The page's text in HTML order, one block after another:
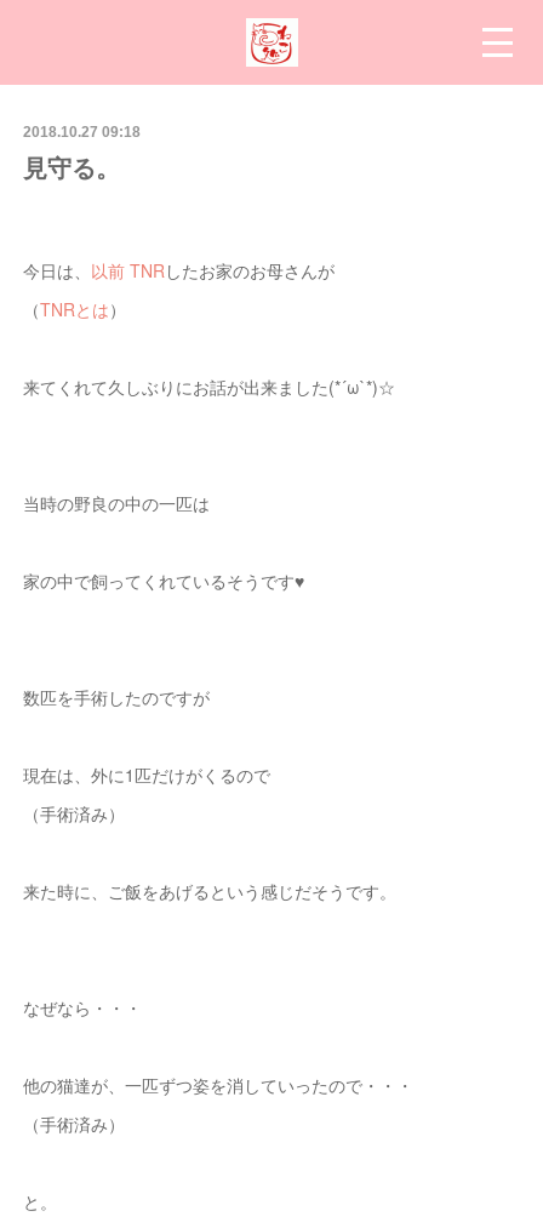
2018.10.27 09:18
見守る。
今日は、 以前 TNRしたお家のお母さんが
（TNRとは）
来てくれて久しぶりにお話が出来ました(*´ω`*)☆
当時の野良の中の一匹は
家の中で飼ってくれているそうです♥
数匹を手術したのですが
現在は、外に1匹だけがくるので
（手術済み）
来た時に、ご飯をあげるという感じだそうです。
なぜなら・・・
他の猫達が、一匹ずつ姿を消していったので・・・
（手術済み）
と。